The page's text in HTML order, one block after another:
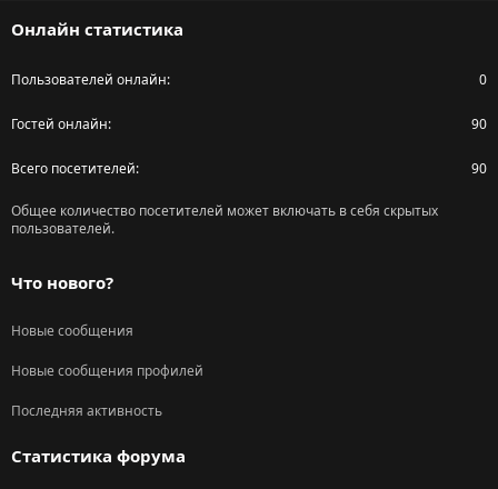
Онлайн статистика
Пользователей онлайн 0
Гостей онлайн 90
Всего посетителей 90
Общее количество посетителей может включать в себя скрытых
пользователей.
Что нового?
Новые сообщения
Новые сообщения профилей
Последняя активность
Статистика форума